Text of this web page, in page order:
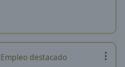
Empleo destacado